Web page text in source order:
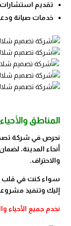
تقديم استشارات
خدمات صيانة
المناطق
نحرص في شركة
أنحاء المدينة،
والاحتراف.
سواء كنت في قلب
إليك وتنفيذ
نخدم جميع الأحياء